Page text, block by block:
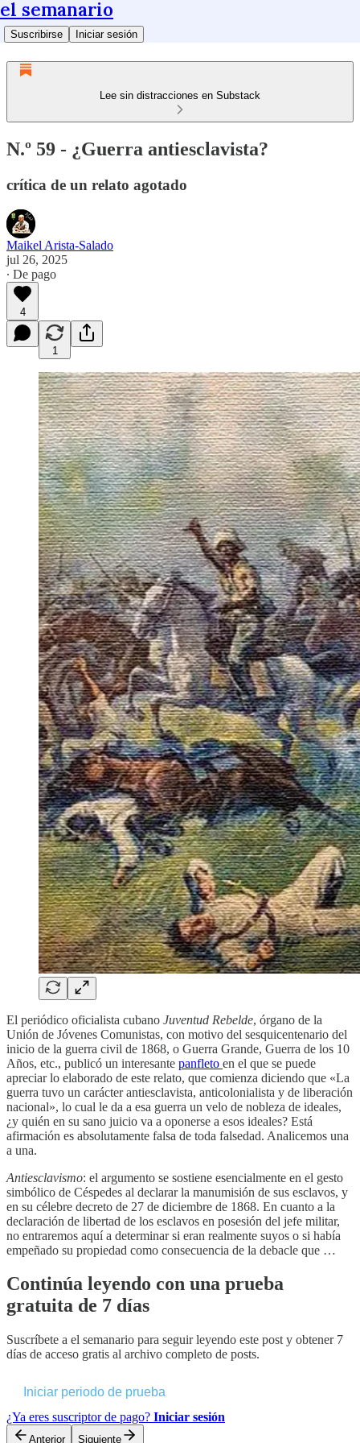
el semanario
Suscribirse Iniciar sesión
Lee sin distracciones en Substack
N.º 59 - ¿Guerra antiesclavista?
crítica de un relato agotado
Maikel Arista-Salado
jul 26, 2025
∙ De pago
4
1
El periódico oficialista cubano Juventud Rebelde, órgano de la
Unión de Jóvenes Comunistas, con motivo del sesquicentenario del
inicio de la guerra civil de 1868, o Guerra Grande, Guerra de los 10
Años, etc., publicó un interesante panfleto en el que se puede
apreciar lo elaborado de este relato, que comienza diciendo que «La
guerra tuvo un carácter antiesclavista, anticolonialista y de liberación
nacional», lo cual le da a esa guerra un velo de nobleza de ideales,
¿y quién en su sano juicio va a oponerse a esos ideales? Está
afirmación es absolutamente falsa de toda falsedad. Analicemos una
a una.
Antiesclavismo: el argumento se sostiene esencialmente en el gesto
simbólico de Céspedes al declarar la manumisión de sus esclavos, y
en su célebre decreto de 27 de diciembre de 1868. En cuanto a la
declaración de libertad de los esclavos en posesión del jefe militar,
no entraremos aquí a determinar si eran realmente suyos o si había
empeñado su propiedad como consecuencia de la debacle que …
Continúa leyendo con una prueba
gratuita de 7 días
Suscríbete a el semanario para seguir leyendo este post y obtener 7
días de acceso gratis al archivo completo de posts.
Iniciar periodo de prueba
¿Ya eres suscriptor de pago? Iniciar sesión
Anterior Siguiente